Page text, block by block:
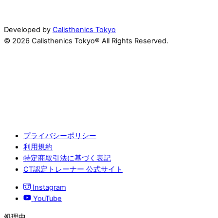
Developed by Calisthenics Tokyo
© 2026 Calisthenics Tokyo® All Rights Reserved.
プライバシーポリシー
利用規約
特定商取引法に基づく表記
CT認定トレーナー 公式サイト
Instagram
YouTube